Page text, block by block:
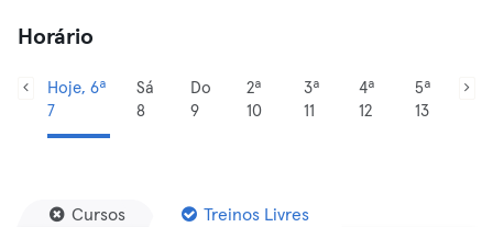
Horário
Hoje, 6ª
7
Sá
8
Do
9
2ª
10
3ª
11
4ª
12
5ª
13
Cursos Treinos Livres